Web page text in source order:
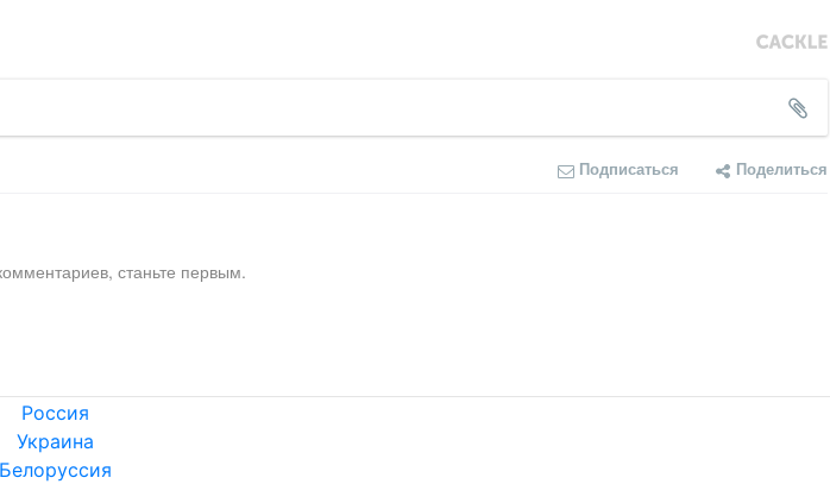
Подписаться Поделиться
станьте первым.
Россия
Украина
Белоруссия